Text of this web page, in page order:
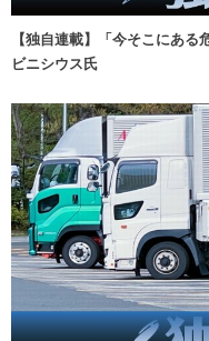
【独自連載】「今そこにあ
ビニシウス氏